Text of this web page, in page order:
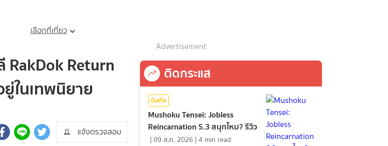
เลือกที่เที่ยว
RakDok Return
ในเทพนิยาย
แจ้งตรวจสอบ
Advertisement
ติดกระแส
บันเทิง
Mushoku Tensei: Jobless
Reincarnation S.3 สนุกไหม? รีวิว
|09 ส.ค. 2026 |4 min read